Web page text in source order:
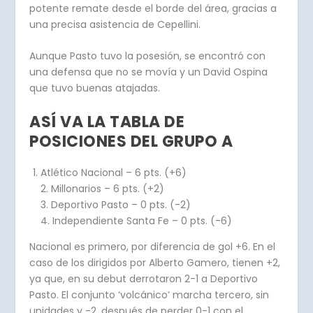
potente remate desde el borde del área, gracias a
una precisa asistencia de Cepellini.
Aunque Pasto tuvo la posesión, se encontró con
una defensa que no se movía y un David Ospina
que tuvo buenas atajadas.
ASÍ VA LA TABLA DE
POSICIONES DEL GRUPO A
Atlético Nacional – 6 pts. (+6)
2. Millonarios – 6 pts. (+2)
3. Deportivo Pasto – 0 pts. (-2)
4. Independiente Santa Fe – 0 pts. (-6)
Nacional es primero, por diferencia de gol +6. En el
caso de los dirigidos por Alberto Gamero, tienen +2,
ya que, en su debut derrotaron 2-1 a Deportivo
Pasto. El conjunto ‘volcánico’ marcha tercero, sin